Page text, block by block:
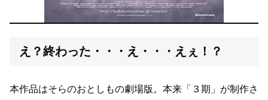
え？終わった・・・え・・・えぇ！？
本作品はそらのおとしもの劇場版。 本来「３期」が制作さ